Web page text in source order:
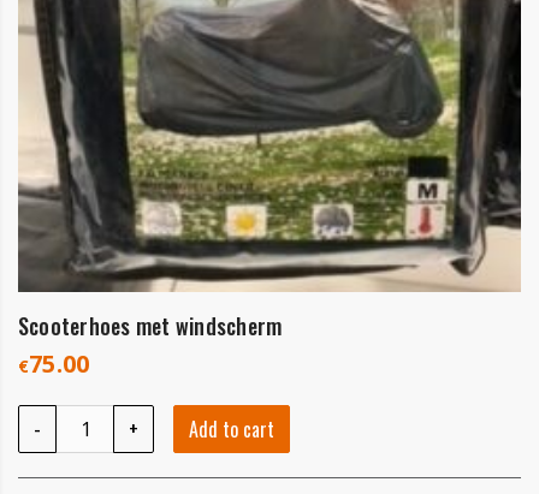
Scooterhoes met windscherm
€75.00
-
Scooterhoes met windscherm quantity
+ Add to cart